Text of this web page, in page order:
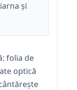
și
folia de
optică